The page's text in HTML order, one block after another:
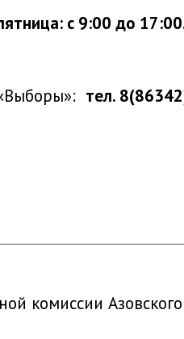
с 9:00 до
тел.
комиссии